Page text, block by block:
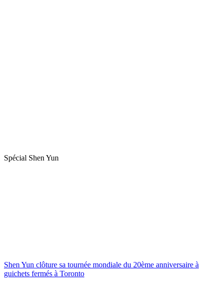
Spécial Shen Yun
Shen Yun clôture sa tournée mondiale du 20ème anniversaire à
guichets fermés à Toronto